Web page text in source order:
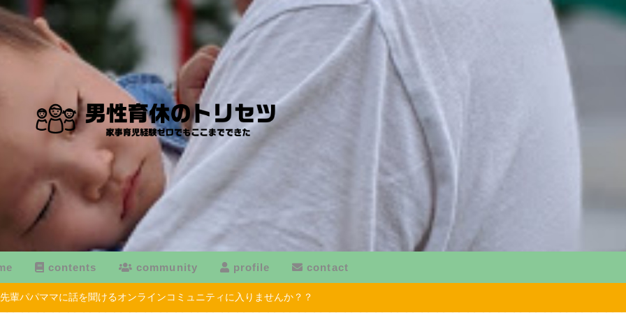
contents community profile contact
先輩パパママに話を聞けるオンラインコミュニティに入りませんか？？